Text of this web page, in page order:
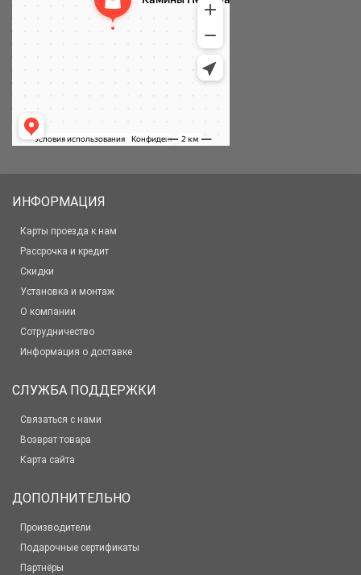
ИНФОРМАЦИЯ
Карты проезда к нам
Рассрочка и кредит
Скидки
Установка и монтаж
О компании
Сотрудничество
Информация о доставке
СЛУЖБА ПОДДЕРЖКИ
Связаться с нами
Возврат товара
Карта сайта
ДОПОЛНИТЕЛЬНО
Производители
Подарочные сертификаты
Партнёры